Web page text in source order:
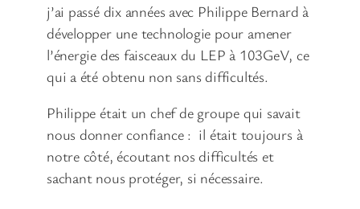
j’ai passé dix années avec Philippe Bernard à
développer une technologie pour amener
l’énergie des faisceaux du LEP à 103GeV, ce
qui a été obtenu non sans difficultés.
Philippe était un chef de groupe qui savait
nous donner confiance : il était toujours à
notre côté, écoutant nos difficultés et
sachant nous protéger, si nécessaire.